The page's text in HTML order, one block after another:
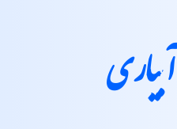
آبیاری